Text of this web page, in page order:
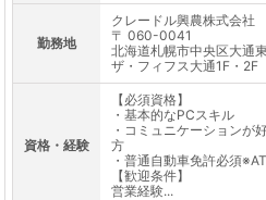
勤務地
クレードル興農株式会社
〒 060-0041
北海道札幌市中央区大通
ザ・フィフス大通1F・2F
資格・経験
【必須資格】
・基本的なPCスキル
・コミュニケーションが
方
・普通自動車免許必須
【歓迎条件】
営業経験...